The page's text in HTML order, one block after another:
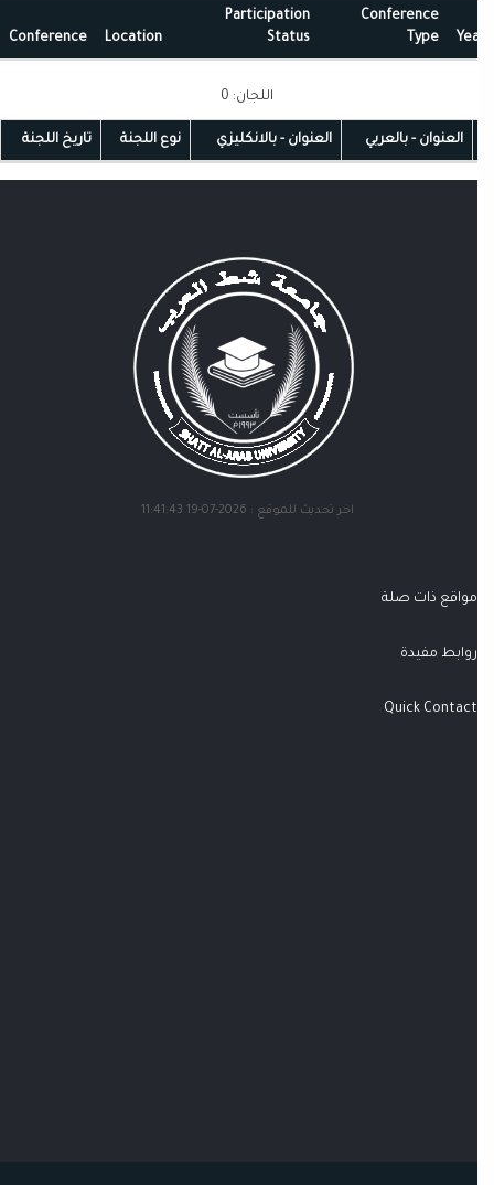
Conference
Type
Participation
Status
Location
Conference
اللجان: 0
العنوان - بالعربي العنوان - بالانكليزي نوع اللجنة تاريخ اللجنة
اخر تحديث للموقع : 2026-07-19 11:41:43
مواقع ذات صلة
روابط مفيدة
Quick Contact